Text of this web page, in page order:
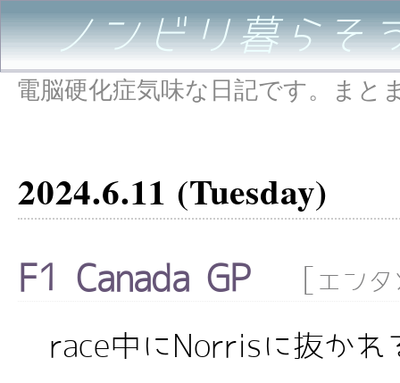
ノンビリ暮らそ
電脳硬化症気味な日記です。まと
2024.6.11 (Tuesday)
F1 Canada GP エンタ
race中にNorrisに抜かれ